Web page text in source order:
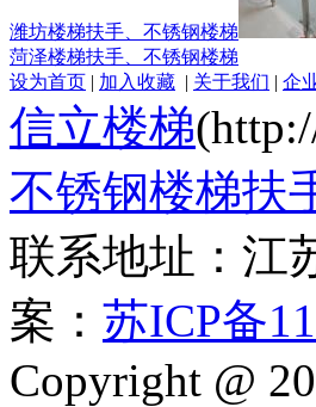
潍坊楼梯扶手、不锈钢楼梯
菏泽楼梯扶手、不锈钢楼梯
设为首页 | 加入收藏 | 关于我们 | 企
信立楼梯
不锈钢楼梯扶
联系地址：江
案： 苏ICP备
Copyright @